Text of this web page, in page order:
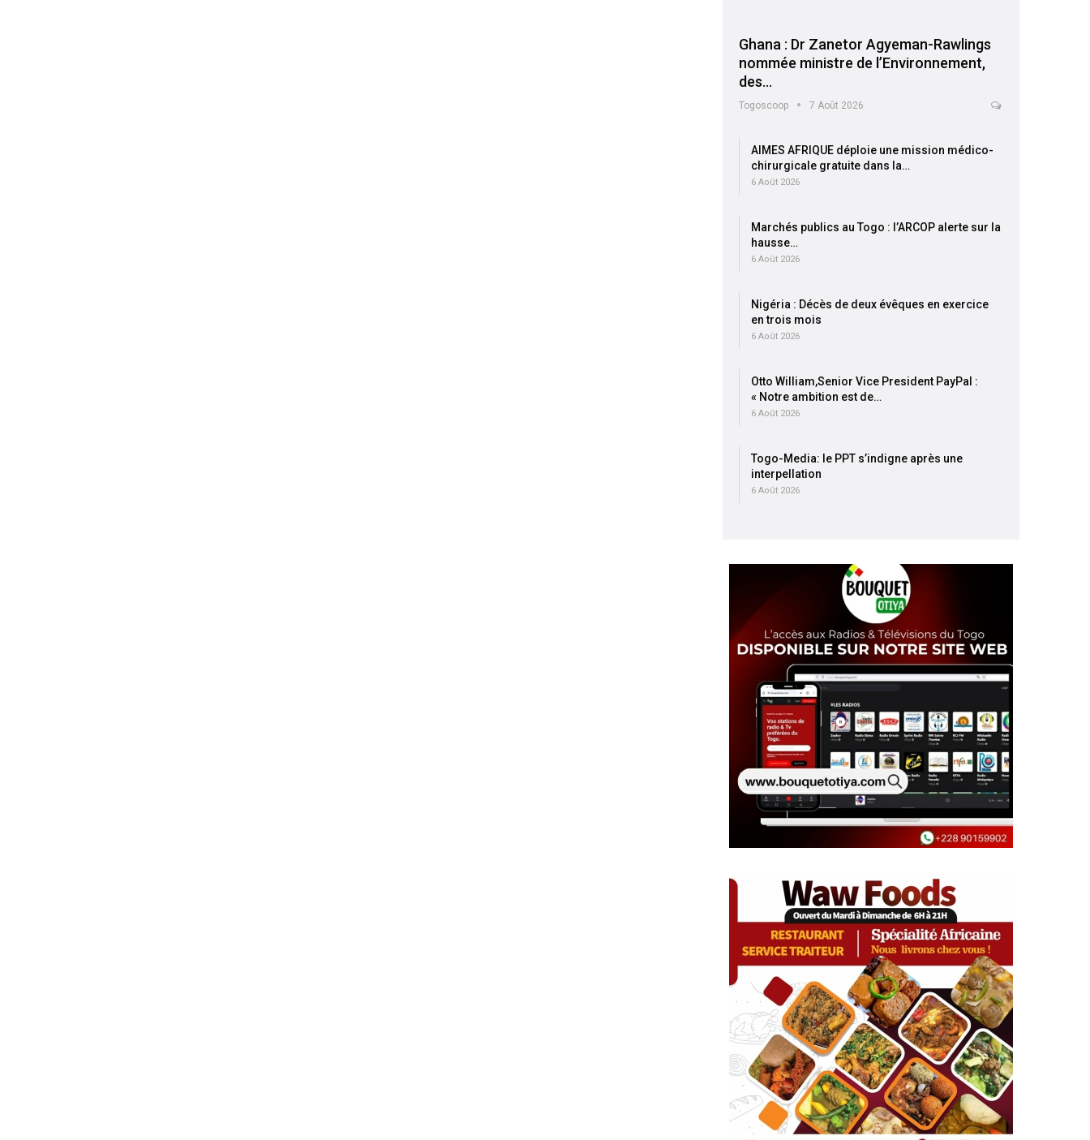
Ghana : Dr Zanetor Agyeman-Rawlings
nommée ministre de l’Environnement,
des…
Togoscoop 7 Août 2026
AIMES AFRIQUE déploie une mission médico-
chirurgicale gratuite dans la…
6 Août 2026
Marchés publics au Togo : l’ARCOP alerte sur la
hausse…
6 Août 2026
Nigéria : Décès de deux évêques en exercice
en trois mois
6 Août 2026
Otto William,Senior Vice President PayPal :
« Notre ambition est de…
6 Août 2026
Togo-Media: le PPT s’indigne après une
interpellation
6 Août 2026